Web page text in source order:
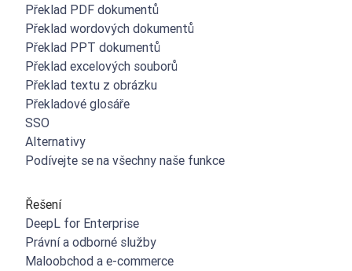
Překlad PDF dokumentů
Překlad wordových dokumentů
Překlad PPT dokumentů
Překlad excelových souborů
Překlad textu z obrázku
Překladové glosáře
SSO
Alternativy
Podívejte se na všechny naše funkce
Řešení
DeepL for Enterprise
Právní a odborné služby
Maloobchod a e-commerce